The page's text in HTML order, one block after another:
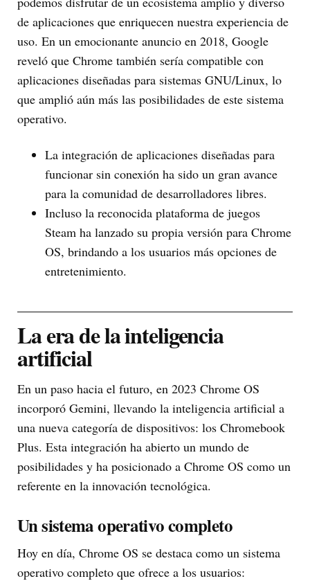
de aplicaciones que enriquecen nuestra experiencia de
uso. En un emocionante anuncio en 2018, Google
reveló que Chrome también sería compatible con
aplicaciones diseñadas para sistemas GNU/Linux, lo
que amplió aún más las posibilidades de este sistema
operativo.
La integración de aplicaciones diseñadas para
funcionar sin conexión ha sido un gran avance
para la comunidad de desarrolladores libres.
Incluso la reconocida plataforma de juegos
Steam ha lanzado su propia versión para Chrome
OS, brindando a los usuarios más opciones de
entretenimiento.
La era de la inteligencia
artificial
En un paso hacia el futuro, en 2023 Chrome OS
incorporó Gemini, llevando la inteligencia artificial a
una nueva categoría de dispositivos: los Chromebook
Plus. Esta integración ha abierto un mundo de
posibilidades y ha posicionado a Chrome OS como un
referente en la innovación tecnológica.
Un sistema operativo completo
Hoy en día, Chrome OS se destaca como un sistema
operativo completo que ofrece a los usuarios: